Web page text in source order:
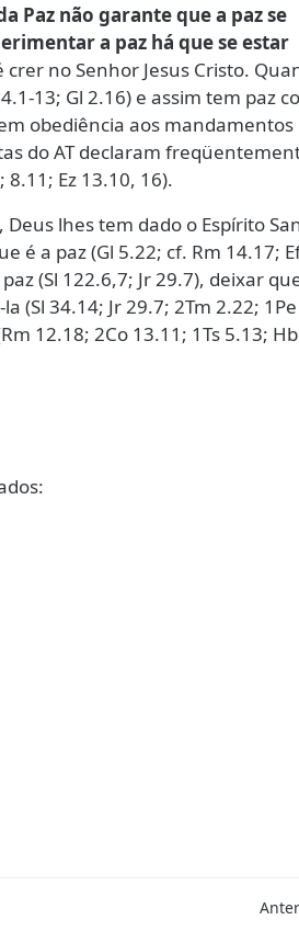
Paz não garante que a paz se
a paz há que se estar
crer no Senhor Jesus Cristo.
13; Gl 2.16) e assim tem paz
obediência aos mandamentos
do AT declaram
Ez 13.10, 16).
lhes tem dado o Espírito
é a paz (Gl 5.22; cf. Rm 14.17;
(Sl 122.6,7; Jr 29.7), deixar
(Sl 34.14; Jr 29.7; 2Tm 2.22; 1Pe
12.18; 2Co 13.11; 1Ts 5.13; Hb